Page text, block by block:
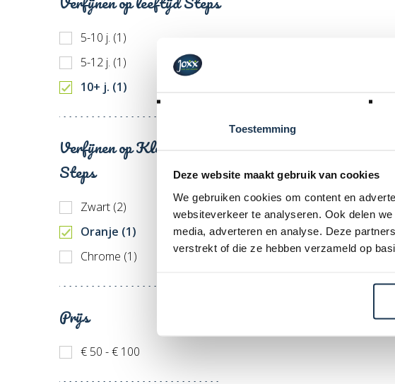
Toestemming
Deze website maakt gebruik van cookies
We gebruiken cookies om content en
websiteverkeer te analyseren. Ook delen
media, adverteren en analyse. Deze
verstrekt of die ze hebben verzameld op
5-10 j. (1)
5-12 j. (1)
10+ j. (1)
Verfijnen op Kleur van de
Steps
Zwart (2)
Oranje (1)
Chrome (1)
Prijs
€ 50 - € 100